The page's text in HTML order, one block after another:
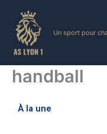
content
Un sport pour
handball
À la une